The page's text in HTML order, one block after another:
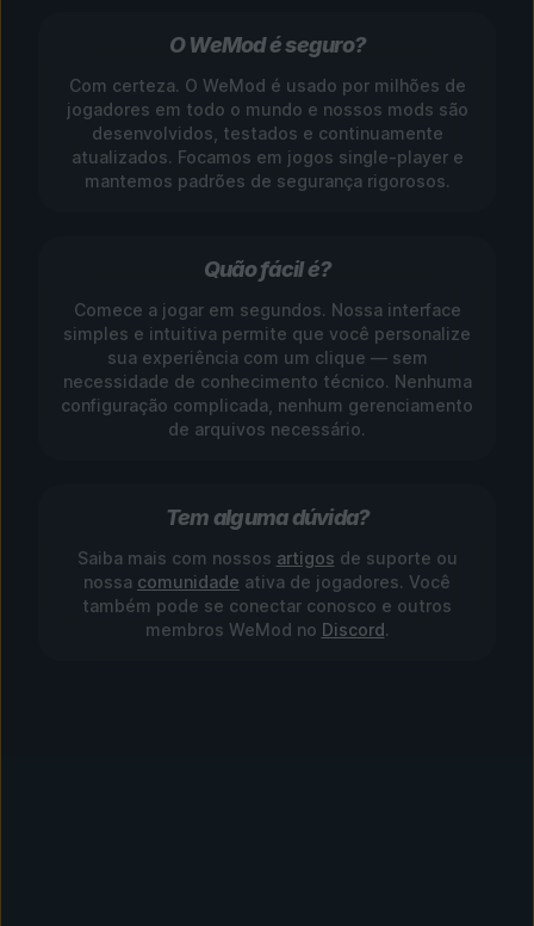
O WeMod é seguro?
Com certeza. O WeMod é usado por milhões de
jogadores em todo o mundo e nossos mods são
desenvolvidos, testados e continuamente
atualizados. Focamos em jogos single-player e
mantemos padrões de segurança rigorosos.
Quão fácil é?
Comece a jogar em segundos. Nossa interface
simples e intuitiva permite que você personalize
sua experiência com um clique — sem
necessidade de conhecimento técnico. Nenhuma
configuração complicada, nenhum gerenciamento
de arquivos necessário.
Tem alguma dúvida?
Saiba mais com nossos artigos de suporte ou
nossa comunidade ativa de jogadores. Você
também pode se conectar conosco e outros
membros WeMod no Discord.